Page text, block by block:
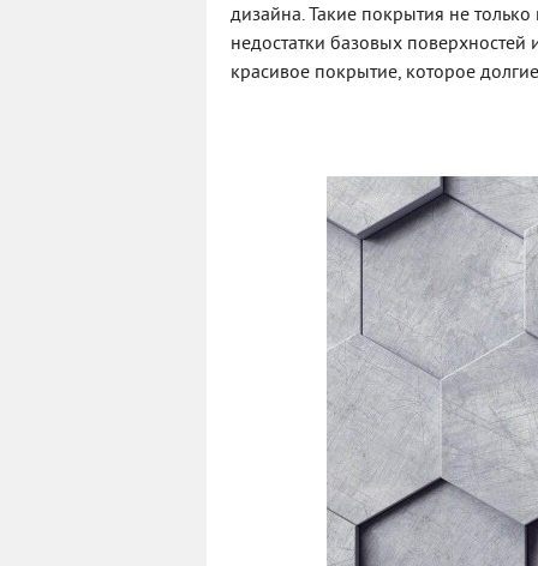
дизайна. Такие покрытия не
недостатки базовых поверхностей
красивое покрытие, которое